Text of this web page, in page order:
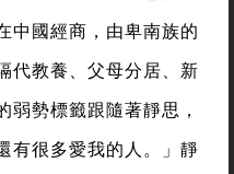
中國經商，由卑南族的
代教養、父母分居、新
勢標籤跟隨著靜思，
有很多愛我的人。」靜